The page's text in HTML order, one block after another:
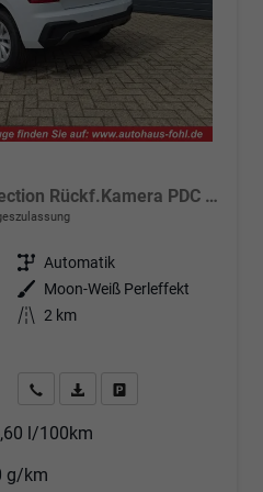
1.0 TSI 115PS DSG Selection Rückf.Kamera PDC v+h Sitzheizung Klimaautomatik Skoda-Radio Apple CarPlay + Android Auto Tempomat Garantieverlängerung 16"LM
Getriebe Automatik
Außenfarbe
Moon-Weiß Perleffekt
Kilometerstand 2 km
Angebot anfordern
Fahrzeugexpose (PDF)
l/100km
g/km